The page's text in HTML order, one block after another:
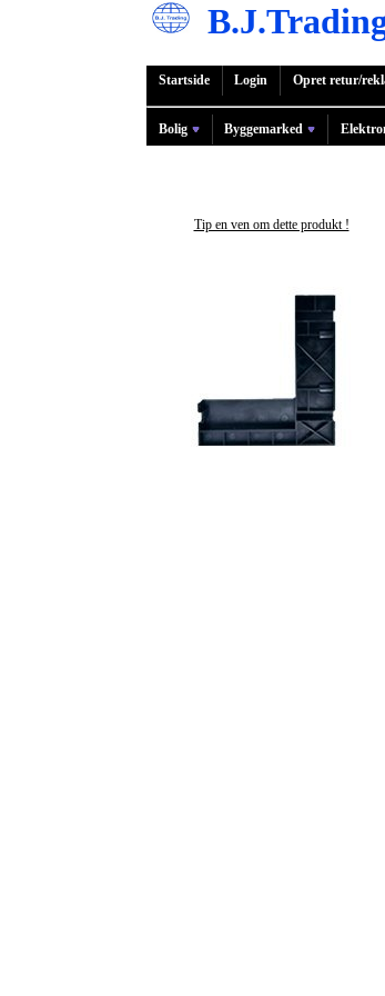
Startside Login Opret retur/
Bolig Byggemarked
Tip en ven om dette produkt !